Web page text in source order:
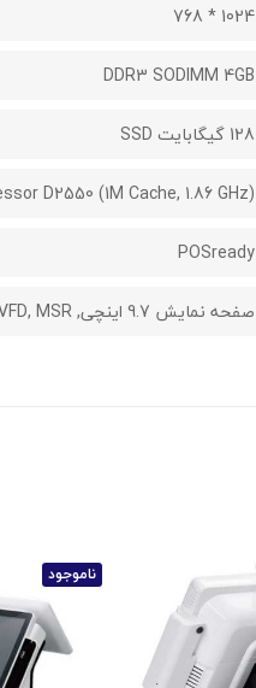
1024 * 768
DDR3 SODIMM 4GB
128 گیگابایت SSD
D2550 (1M Cache, 1.86 GHz)
POSready
صفحه نمایش 9.7 اینچی, VFD, MSRصفحه نمایش 9.7 اینچی, VFD, MSR قابل ارتقاء
ناموجود